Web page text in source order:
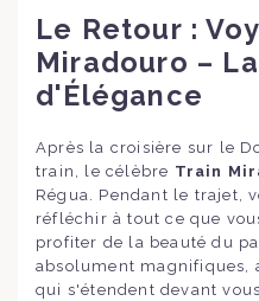
Le Retour :
Miradouro –
d'Élégance
Après la croisière sur le
train, le célèbre Train
Régua. Pendant le trajet,
réfléchir à tout ce que
profiter de la beauté du
absolument magnifiques,
qui s'étendent devant vous.